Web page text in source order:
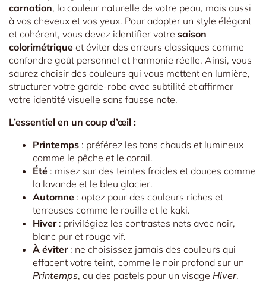
carnation, la couleur naturelle de votre peau, mais aussi
à vos cheveux et vos yeux. Pour adopter un style élégant
et cohérent, vous devez identifier votre saison
colorimétrique et éviter des erreurs classiques comme
confondre goût personnel et harmonie réelle. Ainsi, vous
saurez choisir des couleurs qui vous mettent en lumière,
structurer votre garde-robe avec subtilité et affirmer
votre identité visuelle sans fausse note.
L’essentiel en un coup d’œil :
Printemps : préférez les tons chauds et lumineux
comme le pêche et le corail.
Été : misez sur des teintes froides et douces comme
la lavande et le bleu glacier.
Automne : optez pour des couleurs riches et
terreuses comme le rouille et le kaki.
Hiver: privilégiez les contrastes nets avec noir,
blanc pur et rouge vif.
À éviter: ne choisissez jamais des couleurs qui
effacent votre teint, comme le noir profond sur un
Printemps, ou des pastels pour un visage Hiver.